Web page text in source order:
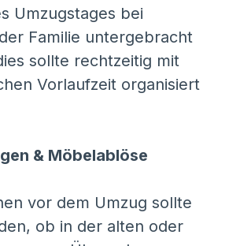
Umzugstages bei
Familie untergebracht
sollte rechtzeitig mit
Vorlaufzeit organisiert
& Möbelablöse
vor dem Umzug sollte
ob in der alten oder